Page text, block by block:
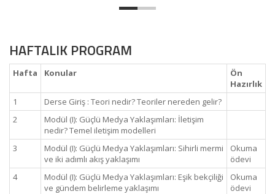
HAFTALIK PROGRAM
Hafta Konular
Ön
Hazırlık
1
Derse Giriş : Teori nedir? Teoriler nereden gelir?
2
Modül (I): Güçlü Medya Yaklaşımları: İletişim
nedir? Temel iletişim modelleri
3
Modül (I): Güçlü Medya Yaklaşımları: Sihirli mermi
ve iki adımlı akış yaklaşımı
Okuma
ödevi
4
Modül (I): Güçlü Medya Yaklaşımları: Eşik bekçiliği
ve gündem belirleme yaklaşımı
Okuma
ödevi